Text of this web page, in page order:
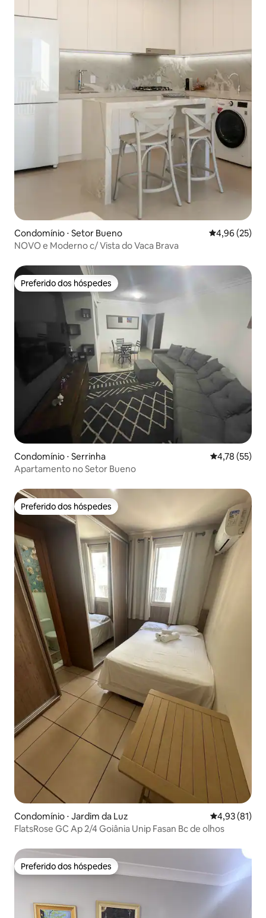
Condomínio ⋅ Setor Bueno 4,96 de uma
4,96 (25)
NOVO e Moderno c/ Vista do Vaca Brava
Preferido dos hóspedes
Preferido dos hóspedes
Condomínio ⋅ Serrinha 4,78 de uma
4,78 (55)
Apartamento no Setor Bueno
Preferido dos hóspedes
Preferido dos hóspedes
Condomínio ⋅ Jardim da Luz 4,93 de uma
4,93 (81)
FlatsRose GC Ap 2/4 Goiânia Unip Fasan Bc de olhos
Preferido dos hóspedes
Preferido dos hóspedes